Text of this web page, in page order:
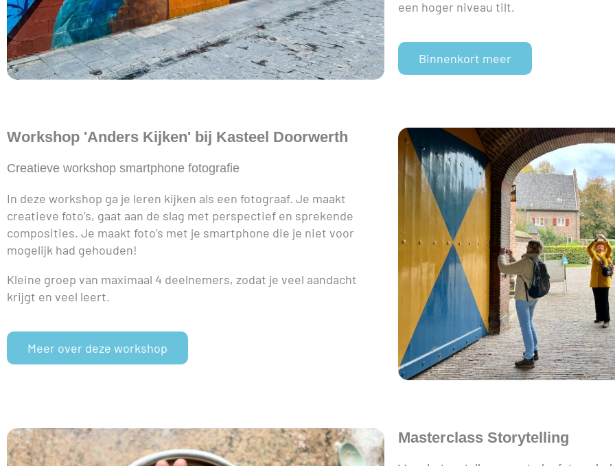
een hoger niveau tilt.
Binnenkort meer
Workshop 'Anders Kijken' bij Kasteel Doorwerth
Creatieve workshop smartphone fotografie
In deze workshop ga je leren kijken als een fotograaf. Je maakt
creatieve foto’s, gaat aan de slag met perspectief en sprekende
composities. Je maakt foto’s met je smartphone die je niet voor
mogelijk had gehouden!
Kleine groep van maximaal 4 deelnemers, zodat je veel aandacht
krijgt en veel leert.
Meer over deze workshop
Masterclass Storytelling